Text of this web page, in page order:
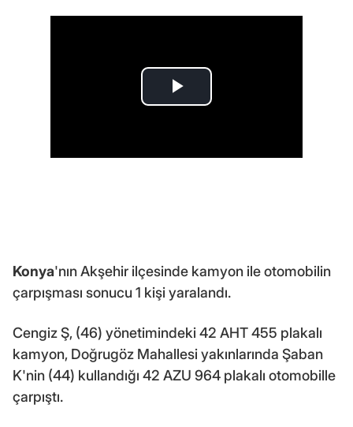
Konya'nın Akşehir ilçesinde kamyon ile otomobilin
çarpışması sonucu 1 kişi yaralandı.
Cengiz Ş, (46) yönetimindeki 42 AHT 455 plakalı
kamyon, Doğrugöz Mahallesi yakınlarında Şaban
K'nin (44) kullandığı 42 AZU 964 plakalı otomobille
çarpıştı.